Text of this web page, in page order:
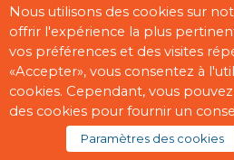
Contact Mentions légales CGU
Pages
Copyright © 2026 “afa” |
Nous utilisons des cookies sur
offrir l'expérience la plus
vos préférences et des visites
«Accepter», vous consentez à
cookies. Cependant, vous
des cookies pour fournir un
Paramètres des cookies